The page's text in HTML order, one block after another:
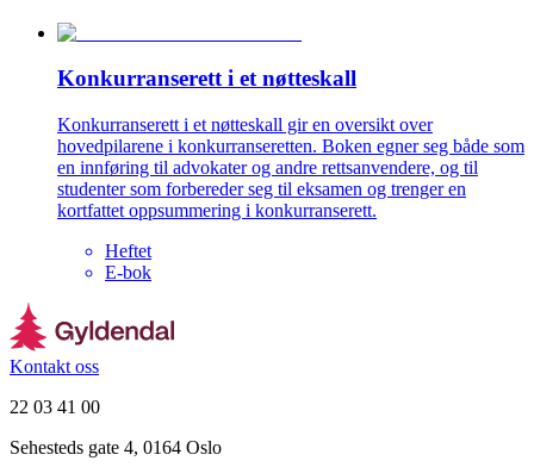
Konkurranserett i et nøtteskall
Konkurranserett i et nøtteskall gir en oversikt over
hovedpilarene i konkurranseretten. Boken egner seg både som
en innføring til advokater og andre rettsanvendere, og til
studenter som forbereder seg til eksamen og trenger en
kortfattet oppsummering i konkurranserett.
Heftet
E-bok
Kontakt oss
22 03 41 00
Sehesteds gate 4, 0164 Oslo